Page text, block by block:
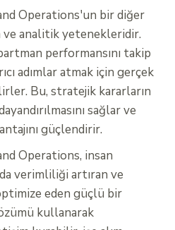
Operations'un bir diğer
analitik yetenekleridir.
performansını takip
adımlar atmak için gerçek
Bu, stratejik kararların
sağlar ve
güçlendirir.
Operations, insan
verimliliği artıran ve
eden güçlü bir
kullanarak